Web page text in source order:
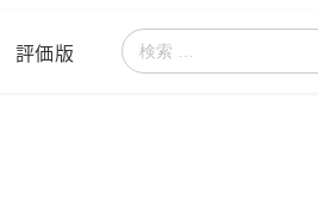
評価版
検